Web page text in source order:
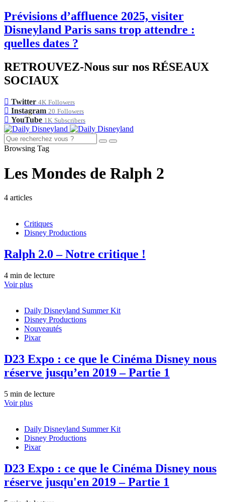
Prévisions d’affluence 2025, visiter
Disneyland Paris sans trop attendre :
quelles dates ?
RETROUVEZ-Nous sur nos RÉSEAUX
SOCIAUX
Twitter 4K Followers
Instagram 20 Followers
YouTube 1K Subscribers
Browsing Tag
Les Mondes de Ralph 2
4 articles
Critiques
Disney Productions
Ralph 2.0 – Notre critique !
4 min de lecture
Voir plus
Daily Disneyland Summer Kit
Disney Productions
Nouveautés
Pixar
D23 Expo : ce que le Cinéma Disney nous
réserve jusqu’en 2019 – Partie 1
5 min de lecture
Voir plus
Daily Disneyland Summer Kit
Disney Productions
Pixar
D23 Expo : ce que le Cinéma Disney nous
réserve jusqu'en 2019 – Partie 1